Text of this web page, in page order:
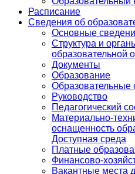
Расписание
Сведения об
Основные
Структура и
образовательной
Документы
Образование
Образовательные
Руководство
Педагогический
Материально-
оснащенность
Доступная среда
Платные
Финансово-
Вакантные места